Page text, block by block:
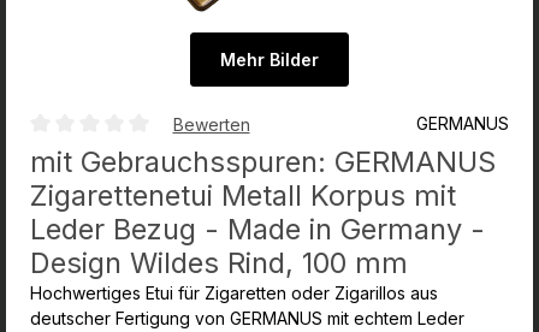
Mehr Bilder
Durchschnittliche Bewertung von 0 von 5 Sternen
Bewerten GERMANUS
mit Gebrauchsspuren: GERMANUS
Zigarettenetui Metall Korpus mit
Leder Bezug - Made in Germany -
Design Wildes Rind, 100 mm
Hochwertiges Etui für Zigaretten oder Zigarillos aus
deutscher Fertigung von GERMANUS mit echtem Leder